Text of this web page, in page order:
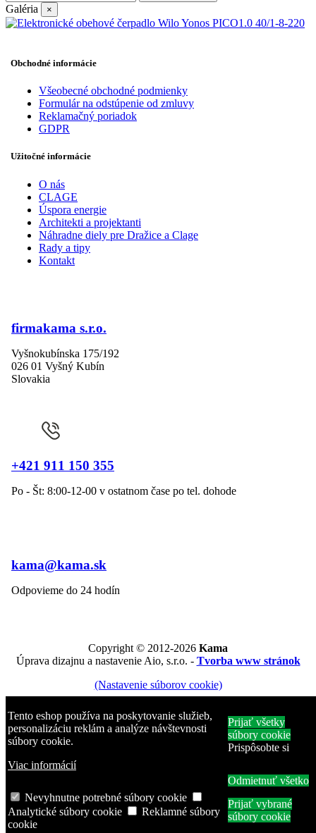
Tento eshop používa na poskytovanie služieb,
personalizáciu reklám a analýze návštevnosti
súbory cookie.
Viac informácií
Prijať všetky
súbory cookie
Prispôsobte si
Odmietnuť všetko
Nevyhnutne potrebné súbory cookie
Analytické súbory cookie
Reklamné súbory
cookie
Prijať vybrané
súbory cookie
Galéria ×
Obchodné informácie
Všeobecné obchodné podmienky
Formulár na odstúpenie od zmluvy
Reklamačný poriadok
GDPR
Užitočné informácie
O nás
CLAGE
Úspora energie
Architekti a projektanti
Náhradne diely pre Dražice a Clage
Rady a tipy
Kontakt
firmakama s.r.o.
Vyšnokubínska 175/192
026 01 Vyšný Kubín
Slovakia
+421 911 150 355
Po - Št: 8:00-12-00 v ostatnom čase po tel. dohode
kama@kama.sk
Odpovieme do 24 hodín
Copyright © 2012-2026 Kama
Úprava dizajnu a nastavenie Aio, s.r.o. - Tvorba www stránok
(Nastavenie súborov cookie)
Musíte sa prihlásiť alebo vytvoriť účet ×
Uložte si produkty do zoznamu obľúbených produktov, aby ste si
ich mohli kúpiť neskôr alebo ich zdieľať so svojimi priateľmi.
E-mailová adresa
Heslo
Zabudli ste heslo?